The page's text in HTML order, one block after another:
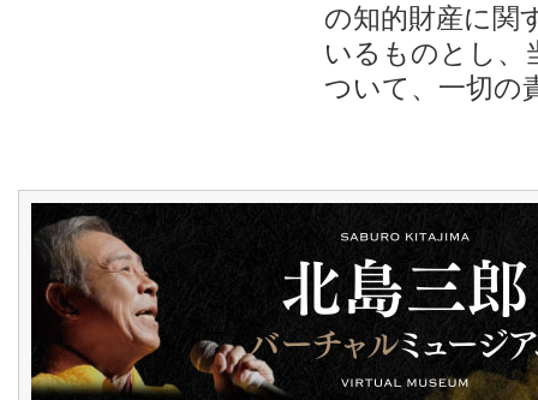
の知的財産に関
いるものとし、
ついて、一切の